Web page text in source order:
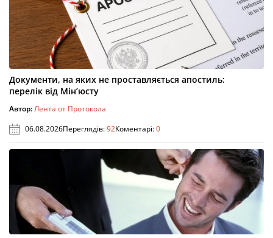
Документи, на яких не проставляється апостиль:
перелік від Мін’юсту
Автор:Лента от Протокола
06.08.2026Переглядів:92Коментарі:0